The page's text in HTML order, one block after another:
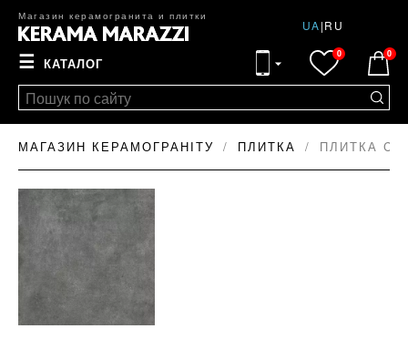
Магазин керамогранита и плитки
UA|RU
☰ КАТАЛОГ
0 0
МАГАЗИН КЕРАМОГРАНІТУ ПЛИТКА ПЛИТКА